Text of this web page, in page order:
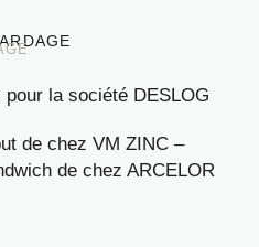
la société DESLOG
de chez VM ZINC –
de chez ARCELOR